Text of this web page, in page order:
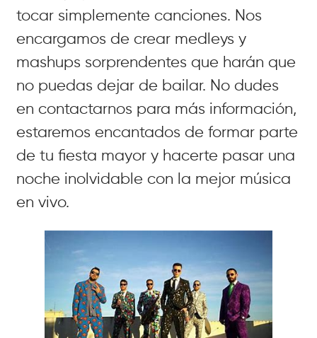
tocar simplemente canciones. Nos
encargamos de crear medleys y
mashups sorprendentes que harán que
no puedas dejar de bailar. No dudes
en contactarnos para más información,
estaremos encantados de formar parte
de tu fiesta mayor y hacerte pasar una
noche inolvidable con la mejor música
en vivo.